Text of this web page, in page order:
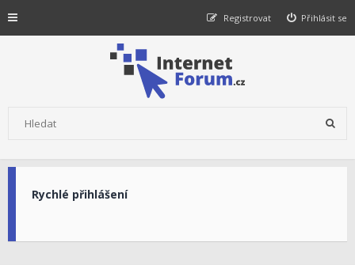
Přihlásit se
Registrovat
Rychlé přihlášení